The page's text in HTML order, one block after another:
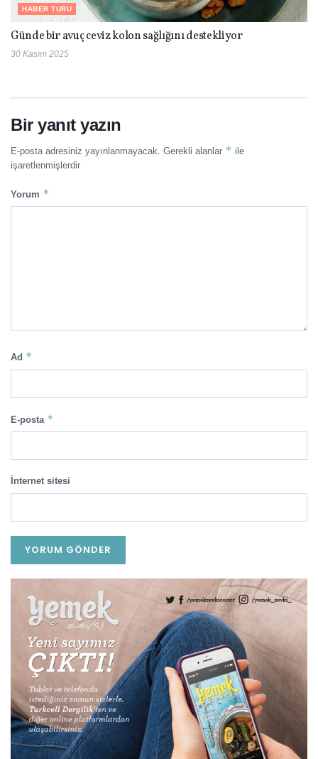
HABER TURU
Günde bir avuç ceviz kolon sağlığını destekliyor
30 Kasım 2025
Bir yanıt yazın
E-posta adresiniz yayınlanmayacak. Gerekli alanlar * ile
işaretlenmişlerdir
Yorum *
Ad *
E-posta *
İnternet sitesi